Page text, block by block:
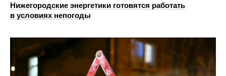
Нижегородские энергетики готовятся работать
в условиях непогоды